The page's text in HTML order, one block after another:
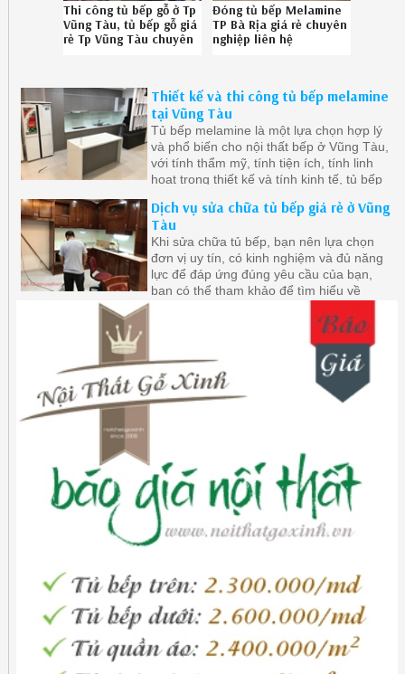
Thi công tủ bếp gỗ ở Tp
Vũng Tàu, tủ bếp gỗ giá
rẻ Tp Vũng Tàu chuyên
Đóng tủ bếp Melamine
TP Bà Rịa giá rẻ chuyên
nghiệp liên hệ
Thiết kế và thi công tủ bếp melamine
tại Vũng Tàu
Tủ bếp melamine là một lựa chọn hợp lý
và phổ biến cho nội thất bếp ở Vũng Tàu,
với tính thẩm mỹ, tính tiện ích, tính linh
hoạt trong thiết kế và tính kinh tế, tủ bếp
người dùng và mang lại vẻ đẹp hiện đại,
tiện nghi và tiết kiệm cho căn bếp của
bạn.
Dịch vụ sửa chữa tủ bếp giá rẻ ở Vũng
Tàu
Khi sửa chữa tủ bếp, bạn nên lựa chọn
đơn vị uy tín, có kinh nghiệm và đủ năng
lực để đáp ứng đúng yêu cầu của bạn,
bạn có thể tham khảo để tìm hiểu về
có đánh giá tích cực từ khách hàng trước